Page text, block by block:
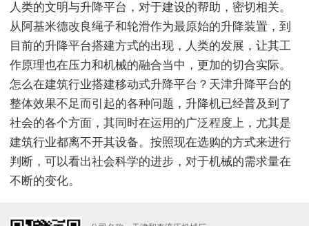
人类的文明与升降平台，对于建设的帮助，密切相关。
从阿基米德改良绳子和轮滑作为最原始的升降装置，到
目前的升降平台搭建方式的出现，人类的发展，让其工
作原理也在压力和机械的融合当中，更加的切合实际。
怎么在建筑行业搭建移动式升降平台？天津升降平台的
整体效果不足而引起的各种问题，升降机已经普及到了
社会的各个方面，其同时在运用的广泛程度上，尤其是
建筑行业都离不开其设备。按照现在选购的方式来进行
判断，可以看出社会科学的进步，对于机械的需求量在
不断的变化。